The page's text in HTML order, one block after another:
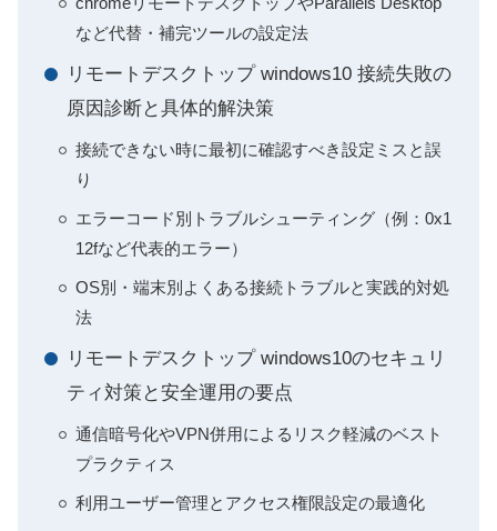
など代替・補完ツールの設定法
リモートデスクトップ windows10 接続失敗の
原因診断と具体的解決策
接続できない時に最初に確認すべき設定ミスと誤
り
エラーコード別トラブルシューティング（例：0x1
12fなど代表的エラー）
OS別・端末別よくある接続トラブルと実践的対処
法
リモートデスクトップ windows10のセキュリ
ティ対策と安全運用の要点
通信暗号化やVPN併用によるリスク軽減のベスト
プラクティス
利用ユーザー管理とアクセス権限設定の最適化